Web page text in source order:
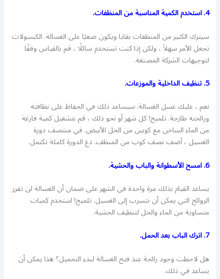
4. استخدم الكمية المناسبة من المنظفات.
سيترك الكثير من المنظفات بقايا ويكون صعبًا على الغسالة. الكبسولات
تجعل الأمر سهلاً ، ولكن إذا كنت تستخدم سائلًا ، قم بالقياس وفقًا
لتوجيهات الشركة المصنعة.
5. تنظيف الداخلية والموزعات.
نعم ، عليك غسل الغسالة. سيساعد ذلك في الحفاظ على نظافته
ورائحته طازجة. تلميح! كل شهر أو نحو ذلك ، قم بتشغيل كمية فارغة
من الماء الساخن مع كوبين من الخل الأبيض. في منتصف دورة
الغسيل ، أضف نصف كوب من المنظف. دع الدورة كاملة تكتمل.
6. امسح الأسطوانة والباب والحشية.
يساعد القيام بذلك مرة واحدة في الشهر على ضمان أن الغسالة لن تفرز
الروائح التي يمكن أن تتسرب إلى الغسيل. تلميح! استخدم كميات
متساوية من الماء والخل لتنظيف الحشية.
7. اترك الباب بعد الحمل.
هل لاحظت وجود رائحة عند فتح الغسالة لبدء التحميل؟ هذا يمكن أن
يساعد في ذلك.